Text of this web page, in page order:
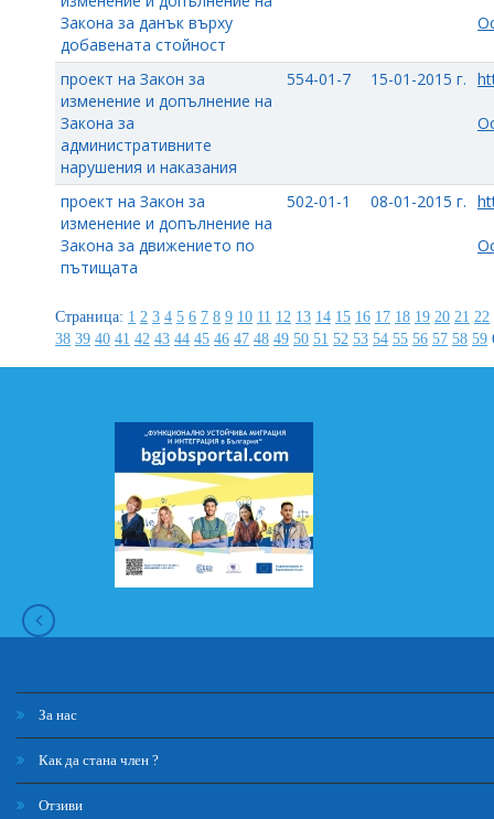
Закона за данък върху
добавената стойност
проект на Закон за
изменение и допълнение на
Закона за
административните
нарушения и наказания
554-01-7 15-01-2015 г.
проект на Закон за
изменение и допълнение на
Закона за движението по
пътищата
502-01-1 08-01-2015 г.
Страница: 1 2 3 4 5 6 7 8 9 10 11 12 13 14 15 16 17 18 19 20 21 22
38 39 40 41 42 43 44 45 46 47 48 49 50 51 52 53 54 55 56 57 58 59
За нас
Как да стана член ?
Отзиви